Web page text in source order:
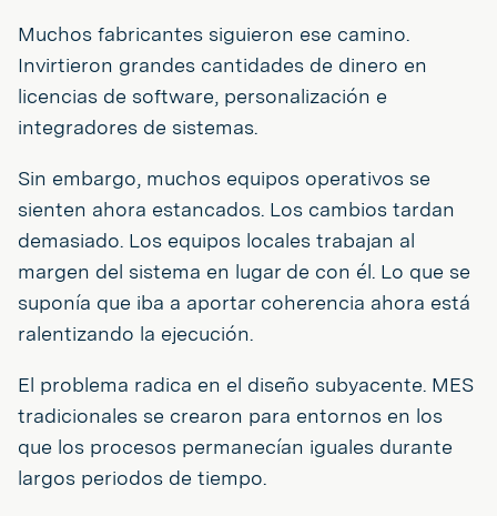
Muchos fabricantes siguieron ese camino.
Invirtieron grandes cantidades de dinero en
licencias de software, personalización e
integradores de sistemas.
Sin embargo, muchos equipos operativos se
sienten ahora estancados. Los cambios tardan
demasiado. Los equipos locales trabajan al
margen del sistema en lugar de con él. Lo que se
suponía que iba a aportar coherencia ahora está
ralentizando la ejecución.
El problema radica en el diseño subyacente. MES
tradicionales se crearon para entornos en los
que los procesos permanecían iguales durante
largos periodos de tiempo.